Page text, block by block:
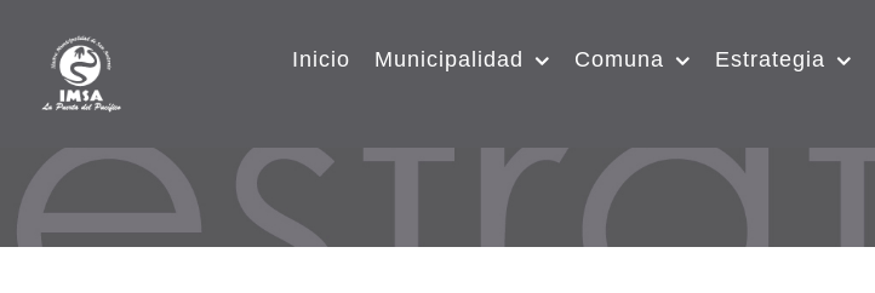
Inicio Municipalidad Comuna Estrategia